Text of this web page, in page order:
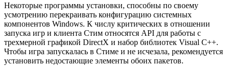
Некоторые программы установки, способны по своему
усмотрению перекраивать конфигурацию системных
компонентов Windows. К числу критических в отношении
запуска игр и клиента Стим относятся API для работы с
трехмерной графикой DirectX и набор библиотек Visual C++.
Чтобы игра запускалась в Стиме и не исчезала, рекомендуется
установить недостающие элементы обоих пакетов.